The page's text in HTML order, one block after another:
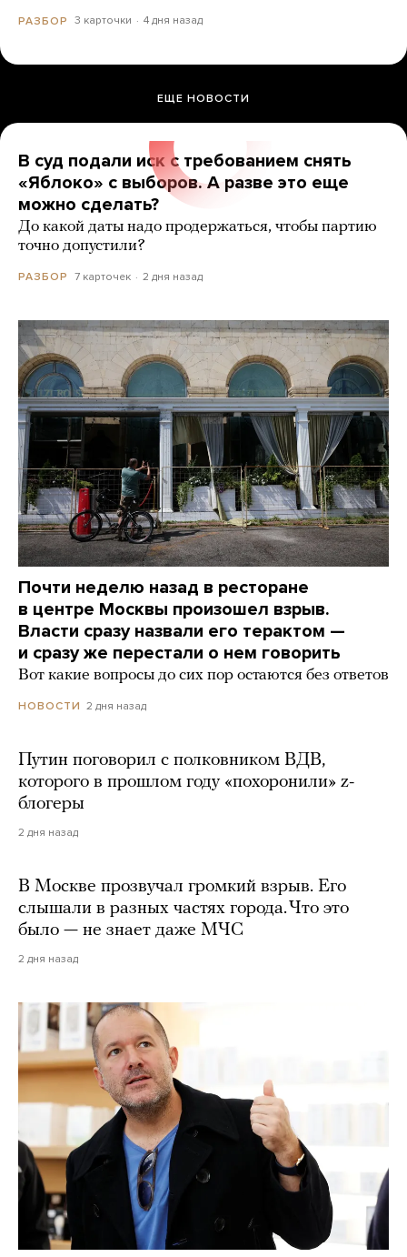
РАЗБОР 3 карточки 4 дня назад
ЕЩЕ НОВОСТИ
В суд подали иск с требованием снять
«Яблоко» с выборов. А разве это еще
можно сделать?
До какой даты надо продержаться, чтобы партию
точно допустили?
РАЗБОР 7 карточек 2 дня назад
Почти неделю назад в ресторане
в центре Москвы произошел взрыв.
Власти сразу назвали его терактом —
и сразу же перестали о нем говорить
Вот какие вопросы до сих пор остаются без ответов
НОВОСТИ 2 дня назад
Путин поговорил с полковником ВДВ,
которого в прошлом году «похоронили» z-
блогеры
2 дня назад
В Москве прозвучал громкий взрыв. Его
слышали в разных частях города. Что это
было — не знает даже МЧС
2 дня назад